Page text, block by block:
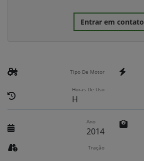
Entrar em contato
Tipo De Motor
Horas De Uso
H
Ano
2014
Tração